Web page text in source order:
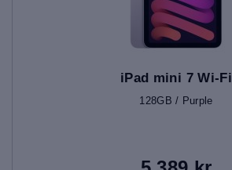
iPad mini 7 Wi-Fi
128GB / Purple